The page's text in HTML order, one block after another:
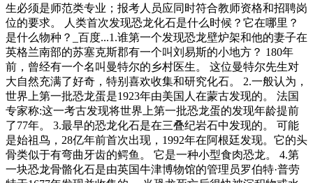
生必须是师范类专业；报考人员应同时符合教师资格和招聘岗
位的要求。 人类首次发现恐龙化石是什么时候？它在哪里？
是什么物种？_百度...1.谁第一个发现恐龙壁炉架和他的妻子在
英格兰南部的苏塞克斯郡有一个叫刘易斯的小地方？ 180年
前，曾经有一个名叫曼特尔的乡村医生。 这位曼特尔先生对
大自然充满了好奇，特别喜欢收集和研究化石。 2.一般认为，
世界上第一批恐龙蛋是1923年由美国人在蒙古发现的。 法国
专家称:这一考古发现将世界上第一批恐龙蛋的发现年龄提前
了77年。 3.最早的恐龙化石是在三叠纪岩石中发现的。 可能
是始祖鸟，28亿年前首次出现，1992年在阿根廷发现。它的头
骨类似于有弯曲牙齿的鳄鱼。 它是一种小型食肉恐龙。 4.第
一块恐龙骨骼化石是由英国牛津博物馆的管理员罗伯特·普劳